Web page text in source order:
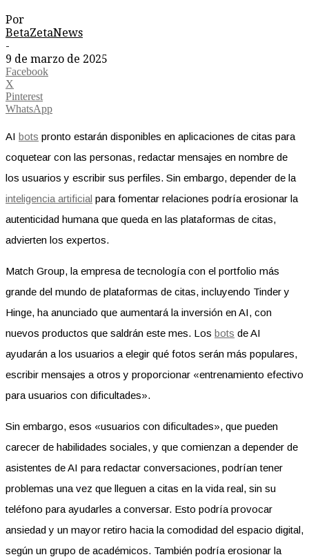
Por
BetaZetaNews
-
9 de marzo de 2025
Facebook
X
Pinterest
WhatsApp
AI bots pronto estarán disponibles en aplicaciones de citas para
coquetear con las personas, redactar mensajes en nombre de
los usuarios y escribir sus perfiles. Sin embargo, depender de la
inteligencia artificial para fomentar relaciones podría erosionar la
autenticidad humana que queda en las plataformas de citas,
advierten los expertos.
Match Group, la empresa de tecnología con el portfolio más
grande del mundo de plataformas de citas, incluyendo Tinder y
Hinge, ha anunciado que aumentará la inversión en AI, con
nuevos productos que saldrán este mes. Los bots de AI
ayudarán a los usuarios a elegir qué fotos serán más populares,
escribir mensajes a otros y proporcionar «entrenamiento efectivo
para usuarios con dificultades».
Sin embargo, esos «usuarios con dificultades», que pueden
carecer de habilidades sociales, y que comienzan a depender de
asistentes de AI para redactar conversaciones, podrían tener
problemas una vez que lleguen a citas en la vida real, sin su
teléfono para ayudarles a conversar. Esto podría provocar
ansiedad y un mayor retiro hacia la comodidad del espacio digital,
según un grupo de académicos. También podría erosionar la